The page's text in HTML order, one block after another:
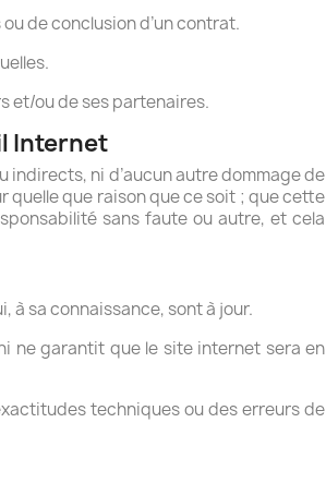
de conclusion d’un contrat.
et/ou de ses partenaires.
Internet
indirects, ni d’aucun autre dommage de
quelle que raison que ce soit ; que cette
sans faute ou autre, et cela
à sa connaissance, sont à jour.
ne garantit que le site internet sera en
techniques ou des erreurs de